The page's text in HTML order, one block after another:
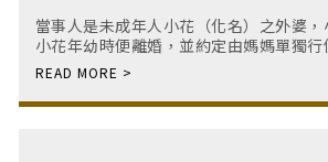
｜台北家事律師
當事人是未成年人小花（化名）之外婆
小花年幼時便離婚，並約定由媽媽單獨行
然小花媽媽並不適合擔任監護人，外婆向
人的親權並改定。